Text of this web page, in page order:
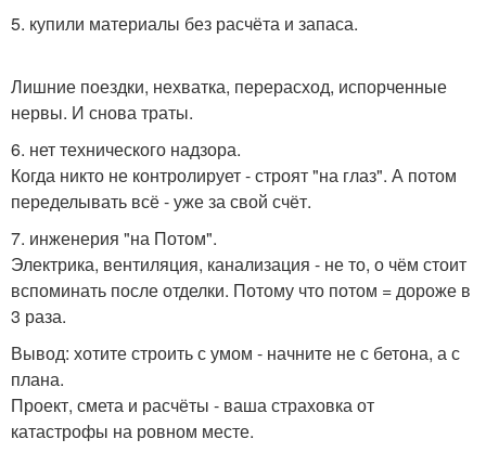
5. купили материалы без расчёта и запаса.
Лишние поездки, нехватка, перерасход, испорченные
нервы. И снова траты.
6. нет технического надзора.
Когда никто не контролирует - строят "на глаз". А потом
переделывать всё - уже за свой счёт.
7. инженерия "на Потом".
Электрика, вентиляция, канализация - не то, о чём стоит
вспоминать после отделки. Потому что потом = дороже в
3 раза.
Вывод: хотите строить с умом - начните не с бетона, а с
плана.
Проект, смета и расчёты - ваша страховка от
катастрофы на ровном месте.